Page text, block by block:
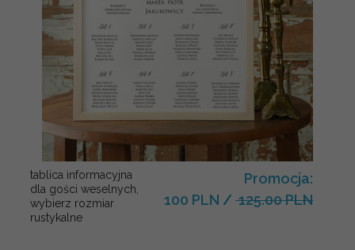
tablica informacyjna
dla gości weselnych,
wybierz rozmiar
rustykalne
Promocja:
100 PLN / 125.00 PLN